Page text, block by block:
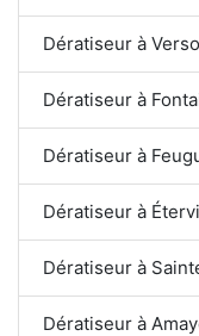
Dératiseur à
Dératiseur à
Dératiseur à
Dératiseur à
Dératiseur à
Dératiseur à